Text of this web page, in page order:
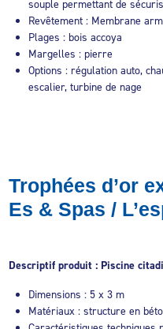
souple permettant de
Revêtement : Membrane
Plages : bois accoya
Margelles : pierre
Options : régulation auto,
escalier, turbine de nage
Trophées d’or
Es & Spas /
Descriptif produit : Piscine
Dimensions : 5 x 3 m
Matériaux : structure en